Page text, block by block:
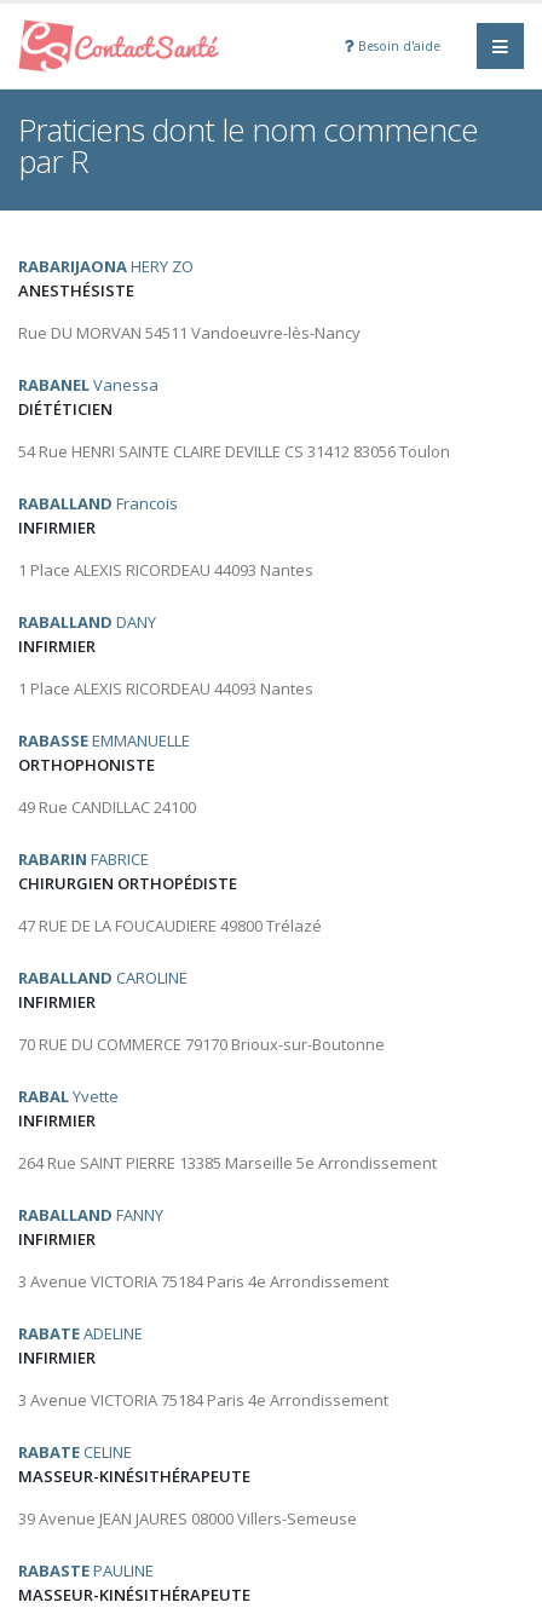
Besoin d'aide
Praticiens dont le nom commence
par R
RABARIJAONAHERY ZO
ANESTHÉSISTE
Rue DU MORVAN 54511 Vandoeuvre-lès-Nancy
RABANELVanessa
DIÉTÉTICIEN
54 Rue HENRI SAINTE CLAIRE DEVILLE CS 31412 83056 Toulon
RABALLAND Francois
INFIRMIER
1 Place ALEXIS RICORDEAU 44093 Nantes
RABALLAND DANY
INFIRMIER
1 Place ALEXIS RICORDEAU 44093 Nantes
RABASSEEMMANUELLE
ORTHOPHONISTE
49 Rue CANDILLAC 24100
RABARIN FABRICE
CHIRURGIEN ORTHOPÉDISTE
47 RUE DE LA FOUCAUDIERE 49800 Trélazé
RABALLAND CAROLINE
INFIRMIER
70 RUE DU COMMERCE 79170 Brioux-sur-Boutonne
RABALYvette
INFIRMIER
264 Rue SAINT PIERRE 13385 Marseille 5e Arrondissement
RABALLAND FANNY
INFIRMIER
3 Avenue VICTORIA 75184 Paris 4e Arrondissement
RABATEADELINE
INFIRMIER
3 Avenue VICTORIA 75184 Paris 4e Arrondissement
RABATE CELINE
MASSEUR-KINÉSITHÉRAPEUTE
39 Avenue JEAN JAURES 08000 Villers-Semeuse
RABASTEPAULINE
MASSEUR-KINÉSITHÉRAPEUTE